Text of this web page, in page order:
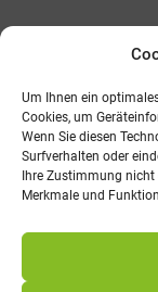
Um Ihnen ein
Cookies, um
Wenn Sie diesen
Surfverhalten oder
Ihre Zustimmung
Merkmale und
Kontakt AGB